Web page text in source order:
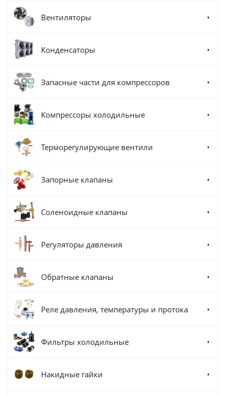
Вентиляторы
Конденсаторы
Запасные части для компрессоров
Компрессоры холодильные
Терморегулирующие вентили
Запорные клапаны
Соленоидные клапаны
Регуляторы давления
Обратные клапаны
Реле давления, температуры и протока
Фильтры холодильные
Накидные гайки